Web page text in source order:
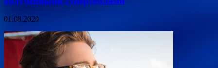
01.08.2020